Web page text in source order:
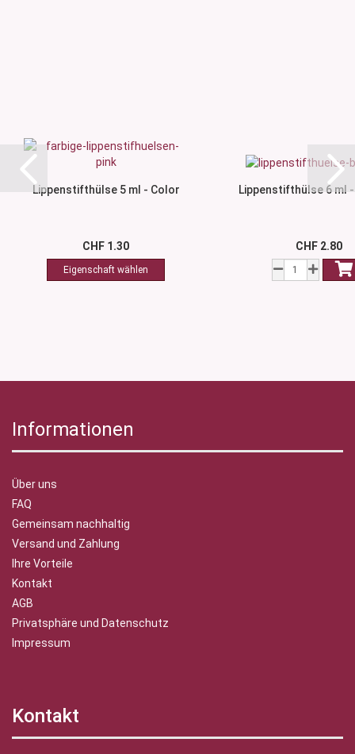
Lippenstifthülse 5 ml - Color
CHF 1.30
Lippenstifthülse 6 ml
CHF 2.80
Informationen
Über uns
FAQ
Gemeinsam nachhaltig
Versand und Zahlung
Ihre Vorteile
Kontakt
AGB
Privatsphäre und Datenschutz
Impressum
Kontakt